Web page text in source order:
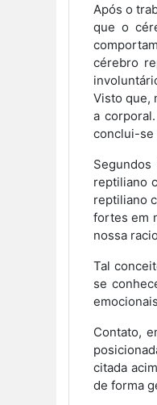
Após o
que o
cérebro
Visto que,
a
conclui-se
reptiliano
reptiliano
fortes em
nossa
Tal
se
Contato,
citada
de forma